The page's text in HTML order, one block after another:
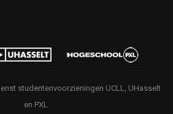
studentenvoorzieningen UCLL, UHasselt
en PXL